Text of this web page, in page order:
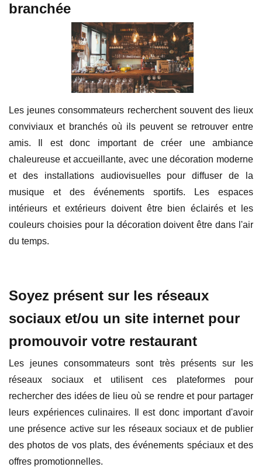
branchée
Les jeunes consommateurs recherchent souvent des lieux
conviviaux et branchés où ils peuvent se retrouver entre
amis. Il est donc important de créer une ambiance
chaleureuse et accueillante, avec une décoration moderne
et des installations audiovisuelles pour diffuser de la
musique et des événements sportifs. Les espaces
intérieurs et extérieurs doivent être bien éclairés et les
couleurs choisies pour la décoration doivent être dans l'air
du temps.
Soyez présent sur les réseaux
sociaux et/ou un site internet pour
promouvoir votre restaurant
Les jeunes consommateurs sont très présents sur les
réseaux sociaux et utilisent ces plateformes pour
rechercher des idées de lieu où se rendre et pour partager
leurs expériences culinaires. Il est donc important d'avoir
une présence active sur les réseaux sociaux et de publier
des photos de vos plats, des événements spéciaux et des
offres promotionnelles.